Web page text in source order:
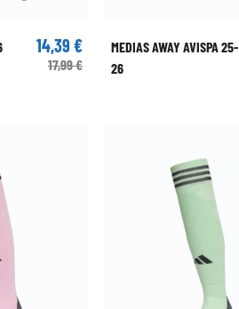
14,39 €
17,99 €
MEDIAS AWAY AVISPA 25-
26